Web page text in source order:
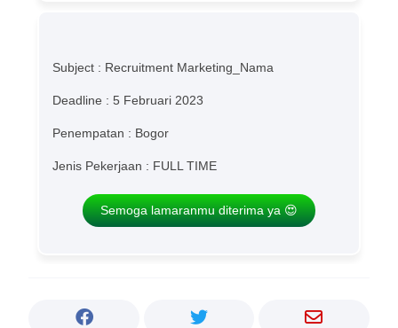
Subject : Recruitment Marketing_Nama
Deadline : 5 Februari 2023
Penempatan : Bogor
Jenis Pekerjaan : FULL TIME
Semoga lamaranmu diterima ya 😍